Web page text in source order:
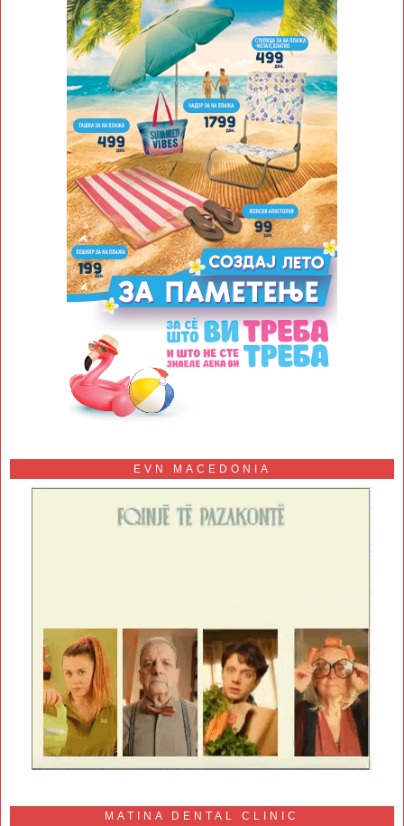
EVN MACEDONIA
MATINA DENTAL CLINIC